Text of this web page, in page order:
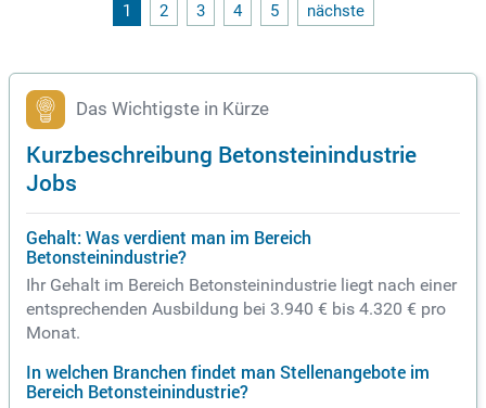
1 2 3 4 5 nächste
Das Wichtigste in Kürze
Kurzbeschreibung Betonsteinindustrie
Jobs
Gehalt: Was verdient man im Bereich
Betonsteinindustrie?
Ihr Gehalt im Bereich Betonsteinindustrie liegt nach einer
entsprechenden Ausbildung bei 3.940 € bis 4.320 € pro
Monat.
In welchen Branchen findet man Stellenangebote im
Bereich Betonsteinindustrie?